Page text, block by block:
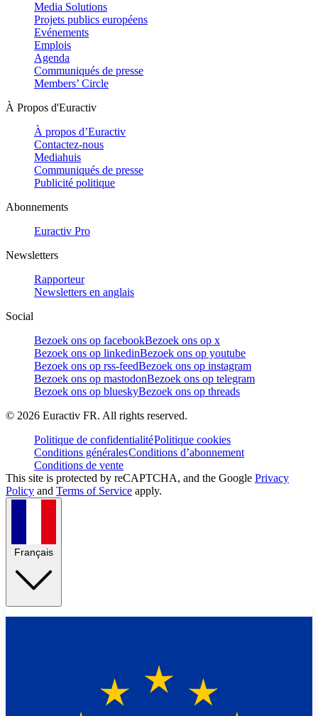
Media Solutions
Projets publics européens
Evénements
Emplois
Agenda
Communiqués de presse
Members’ Circle
À Propos d'Euractiv
À propos d’Euractiv
Contactez-nous
Mediahuis
Communiqués de presse
Publicité politique
Abonnements
Euractiv Pro
Newsletters
Rapporteur
Newsletters en anglais
Social
Bezoek ons op facebookBezoek ons op x
Bezoek ons op linkedinBezoek ons op youtube
Bezoek ons op rss-feedBezoek ons op instagram
Bezoek ons op mastodonBezoek ons op telegram
Bezoek ons op blueskyBezoek ons op threads
© 2026 Euractiv FR. All rights reserved.
Politique de confidentialitéPolitique cookies
Conditions généralesConditions d’abonnement
Conditions de vente
This site is protected by reCAPTCHA, and the Google Privacy
Policy and Terms of Service apply.
Français